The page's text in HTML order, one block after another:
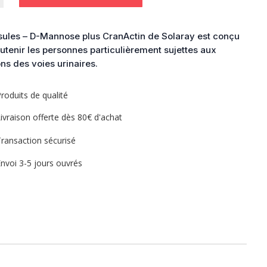
– D-Mannose plus CranActin de Solaray est conçu
les personnes particulièrement sujettes aux
des voies urinaires.
de qualité
offerte dès 80€ d'achat
sécurisé
3-5 jours ouvrés